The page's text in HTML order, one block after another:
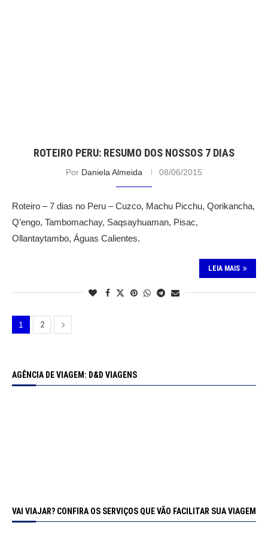
ROTEIRO PERU: RESUMO DOS NOSSOS 7 DIAS
Por Daniela Almeida 08/06/2015
Roteiro – 7 dias no Peru – Cuzco, Machu Picchu, Qorikancha,
Q’engo, Tambomachay, Saqsayhuaman, Pisac,
Ollantaytambo, Águas Calientes.
LEIA MAIS
1 2
AGÊNCIA DE VIAGEM: D&D VIAGENS
VAI VIAJAR? CONFIRA OS SERVIÇOS QUE VÃO FACILITAR SUA VIAGEM